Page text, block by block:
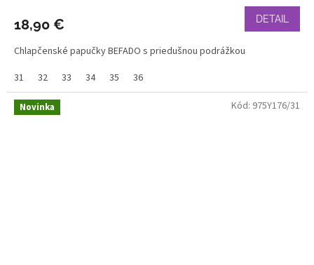
18,90 € DETAIL
Chlapčenské papučky BEFADO s priedušnou podrážkou
31
32 33 34 35 36
Novinka Kód: 975Y176/31